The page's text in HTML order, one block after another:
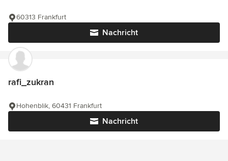
Nachricht
60313 Frankfurt
rafi_zukran
Nachricht
Hohenblik, 60431 Frankfurt